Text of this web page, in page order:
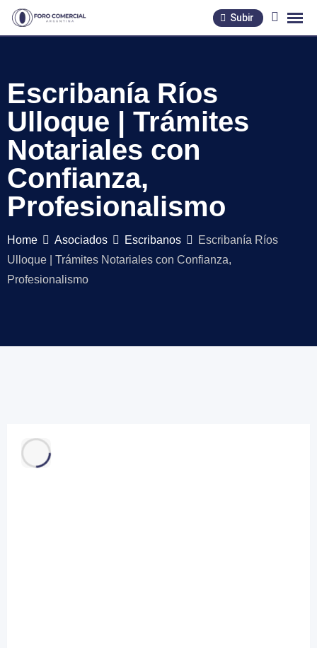
Skip
Subir
Escribanía Ríos
Ulloque | Trámites
Notariales con
Confianza,
Profesionalismo
Home Asociados Escribanos
Escribanía Ríos
Ulloque | Trámites Notariales con Confianza,
Profesionalismo